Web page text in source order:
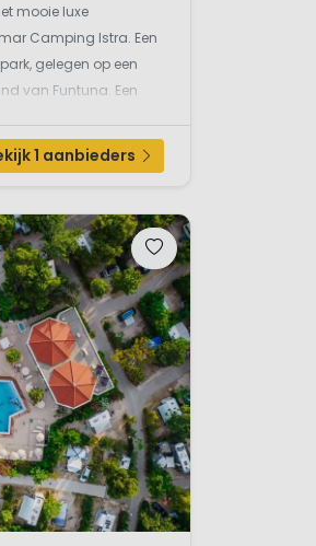
mooie luxe
Camping Istra. Een
gelegen op een
van Funtuna. Een
de westkust van Istrië....
1 aanbieders